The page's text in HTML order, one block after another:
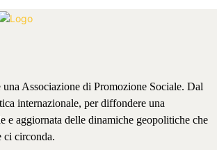
Associazione di Promozione Sociale. Dal
internazionale, per diffondere una
e aggiornata delle dinamiche geopolitiche che
ci circonda.